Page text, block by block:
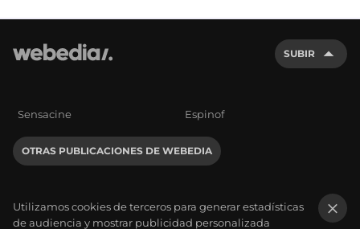
SUBIR
Sensacine Espinof
OTRAS PUBLICACIONES DE WEBEDIA
Utilizamos cookies de terceros para generar estadísticas
de audiencia y mostrar publicidad personalizada